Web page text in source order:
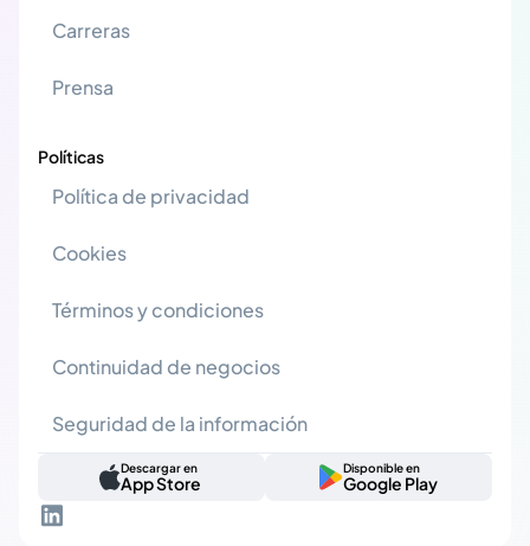
Carreras
Prensa
Políticas
Política de privacidad
Cookies
Términos y condiciones
Continuidad de negocios
Seguridad de la información
Descargar en
App Store
Disponible en
Google Play